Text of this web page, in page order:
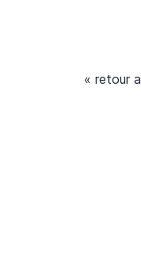
« retour